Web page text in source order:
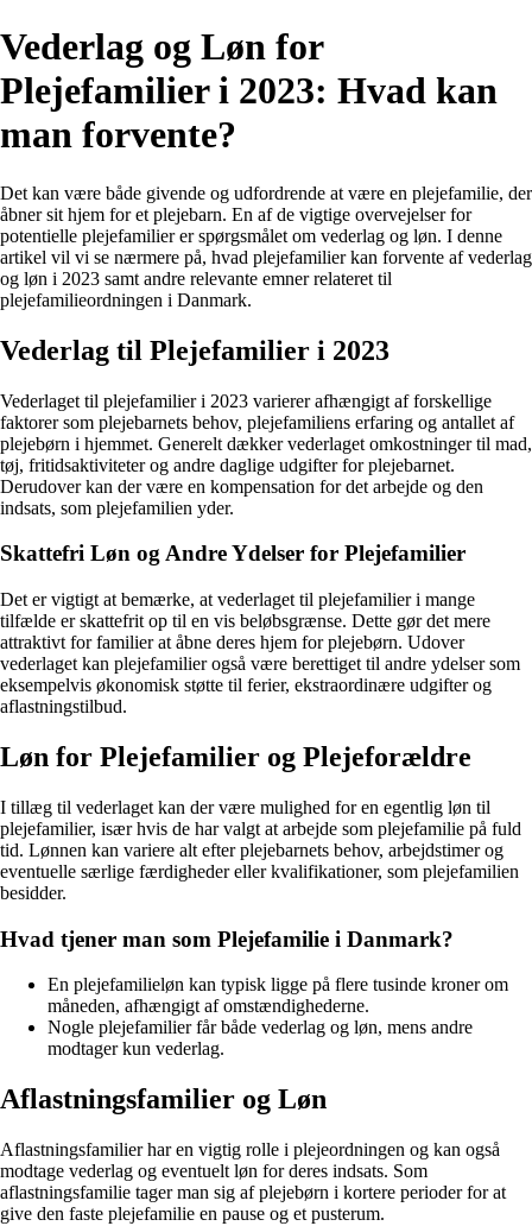
Vederlag og Løn for
Plejefamilier i 2023: Hvad kan
man forvente?
Det kan være både givende og udfordrende at være en plejefamilie, der
åbner sit hjem for et plejebarn. En af de vigtige overvejelser for
potentielle plejefamilier er spørgsmålet om vederlag og løn. I denne
artikel vil vi se nærmere på, hvad plejefamilier kan forvente af vederlag
og løn i 2023 samt andre relevante emner relateret til
plejefamilieordningen i Danmark.
Vederlag til Plejefamilier i 2023
Vederlaget til plejefamilier i 2023 varierer afhængigt af forskellige
faktorer som plejebarnets behov, plejefamiliens erfaring og antallet af
plejebørn i hjemmet. Generelt dækker vederlaget omkostninger til mad,
tøj, fritidsaktiviteter og andre daglige udgifter for plejebarnet.
Derudover kan der være en kompensation for det arbejde og den
indsats, som plejefamilien yder.
Skattefri Løn og Andre Ydelser for Plejefamilier
Det er vigtigt at bemærke, at vederlaget til plejefamilier i mange
tilfælde er skattefrit op til en vis beløbsgrænse. Dette gør det mere
attraktivt for familier at åbne deres hjem for plejebørn. Udover
vederlaget kan plejefamilier også være berettiget til andre ydelser som
eksempelvis økonomisk støtte til ferier, ekstraordinære udgifter og
aflastningstilbud.
Løn for Plejefamilier og Plejeforældre
I tillæg til vederlaget kan der være mulighed for en egentlig løn til
plejefamilier, især hvis de har valgt at arbejde som plejefamilie på fuld
tid. Lønnen kan variere alt efter plejebarnets behov, arbejdstimer og
eventuelle særlige færdigheder eller kvalifikationer, som plejefamilien
besidder.
Hvad tjener man som Plejefamilie i Danmark?
En plejefamilieløn kan typisk ligge på flere tusinde kroner om
måneden, afhængigt af omstændighederne.
Nogle plejefamilier får både vederlag og løn, mens andre
modtager kun vederlag.
Aflastningsfamilier og Løn
Aflastningsfamilier har en vigtig rolle i plejeordningen og kan også
modtage vederlag og eventuelt løn for deres indsats. Som
aflastningsfamilie tager man sig af plejebørn i kortere perioder for at
give den faste plejefamilie en pause og et pusterum.